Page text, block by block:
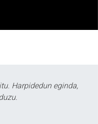
Harpidedun eginda,